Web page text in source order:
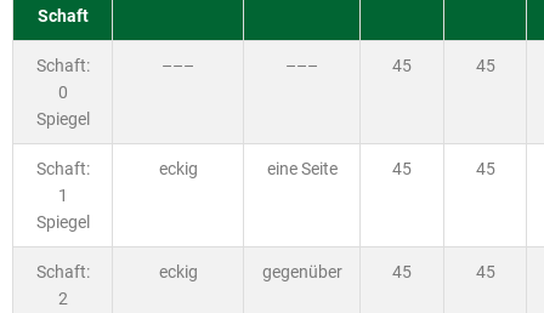
Schaft
Schaft:
0
Spiegel
––– ––– 45 45
Schaft:
1
Spiegel
eckig eine Seite 45 45
Schaft:
2
eckig gegenüber 45 45